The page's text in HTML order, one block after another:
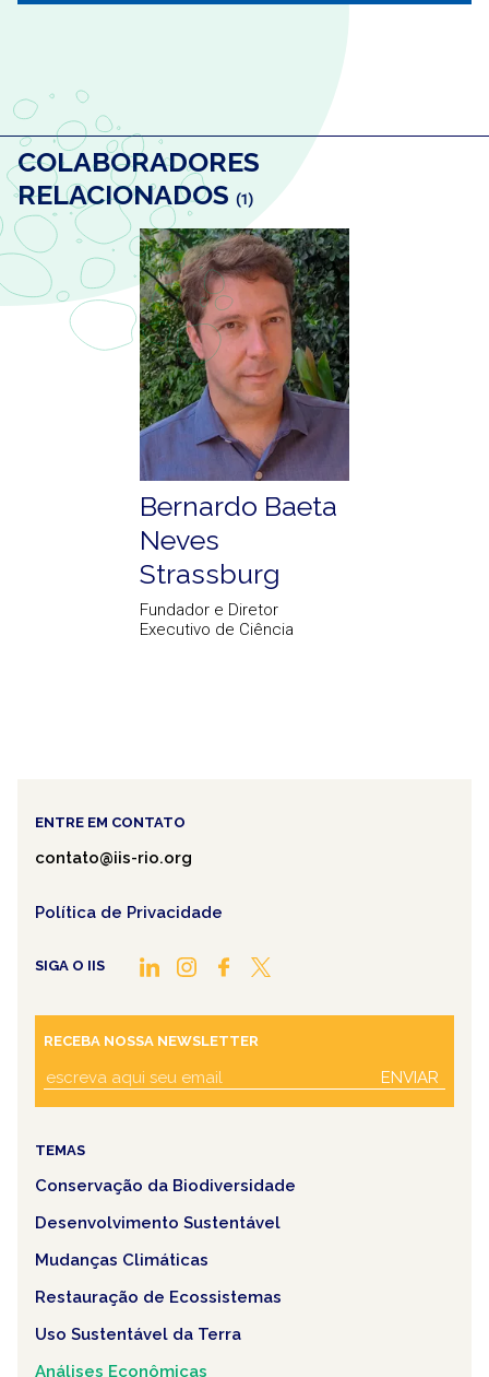
COLABORADORES
RELACIONADOS (1)
Bernardo Baeta
Neves
Strassburg
Fundador e Diretor
Executivo de Ciência
ENTRE EM CONTATO
contato@iis-rio.org
Política de Privacidade
SIGA O IIS
RECEBA NOSSA NEWSLETTER
ENVIAR
TEMAS
Conservação da Biodiversidade
Desenvolvimento Sustentável
Mudanças Climáticas
Restauração de Ecossistemas
Uso Sustentável da Terra
Análises Econômicas